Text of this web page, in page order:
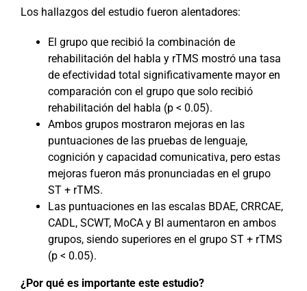
Los hallazgos del estudio fueron alentadores:
El grupo que recibió la combinación de
rehabilitación del habla y rTMS mostró una tasa
de efectividad total significativamente mayor en
comparación con el grupo que solo recibió
rehabilitación del habla (p < 0.05).
Ambos grupos mostraron mejoras en las
puntuaciones de las pruebas de lenguaje,
cognición y capacidad comunicativa, pero estas
mejoras fueron más pronunciadas en el grupo
ST + rTMS.
Las puntuaciones en las escalas BDAE, CRRCAE,
CADL, SCWT, MoCA y BI aumentaron en ambos
grupos, siendo superiores en el grupo ST + rTMS
(p < 0.05).
¿Por qué es importante este estudio?